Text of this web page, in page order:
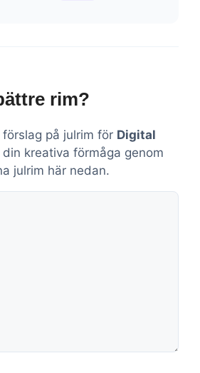
rim?
på julrim för Digital
din kreativa förmåga genom
julrim här nedan.